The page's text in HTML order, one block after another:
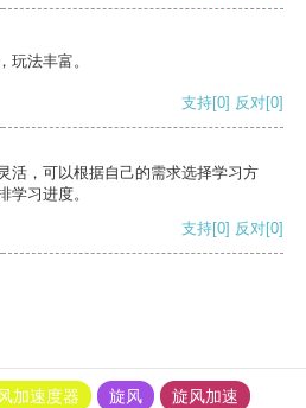
玩法丰富。
支持[0] 反对[0]
活，可以根据自己的需求选择学习方
学习进度。
支持[0] 反对[0]
加速度器 旋风
旋风加速